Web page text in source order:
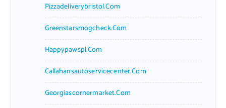
Pizzadeliverybristol.com
Greenstarsmogcheck.com
Happypawspl.com
Callahansautoservicecenter.com
Georgiascornermarket.com